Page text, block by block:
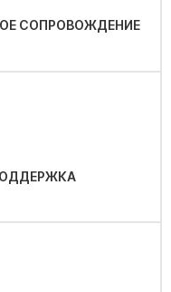
СОПРОВОЖДЕНИЕ